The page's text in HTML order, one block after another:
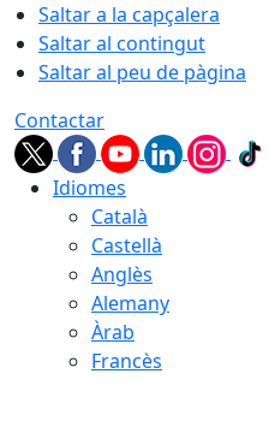
Saltar a la capçalera
Saltar al contingut
Saltar al peu de pàgina
Contactar
Idiomes
Català
Castellà
Anglès
Alemany
Àrab
Francès